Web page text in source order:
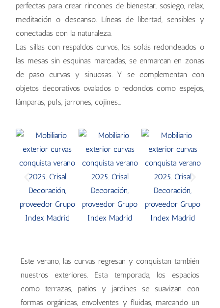
perfectas para crear rincones de bienestar, sosiego, relax,
meditación o descanso. Líneas de libertad, sensibles y
conectadas con la naturaleza.
Las sillas con respaldos curvos, los sofás redondeados o
las mesas sin esquinas marcadas, se enmarcan en zonas
de paso curvas y sinuosas. Y se complementan con
objetos decorativos ovalados o redondos como espejos,
lámparas, pufs, jarrones, cojines…
Este verano, las curvas regresan y conquistan también
nuestros exteriores. Esta temporada, los espacios
como terrazas, patios y jardines se suavizan con
formas orgánicas, envolventes y fluidas, marcando un